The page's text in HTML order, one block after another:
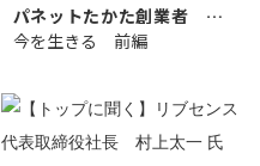
パネットたかた創業者 髙
田 明氏
今を生きる 前編